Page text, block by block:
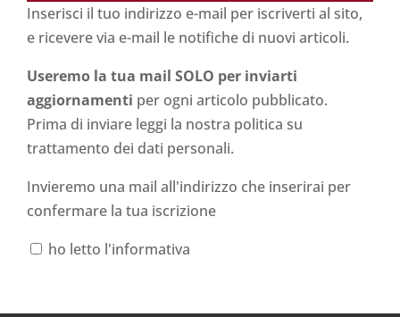
Inserisci il tuo indirizzo e-mail per iscriverti al sito,
e ricevere via e-mail le notifiche di nuovi articoli.
Useremo la tua mail SOLO per inviarti
aggiornamenti per ogni articolo pubblicato.
Prima di inviare leggi la nostra politica su
trattamento dei dati personali.
Invieremo una mail all'indirizzo che inserirai per
confermare la tua iscrizione
ho letto l'informativa